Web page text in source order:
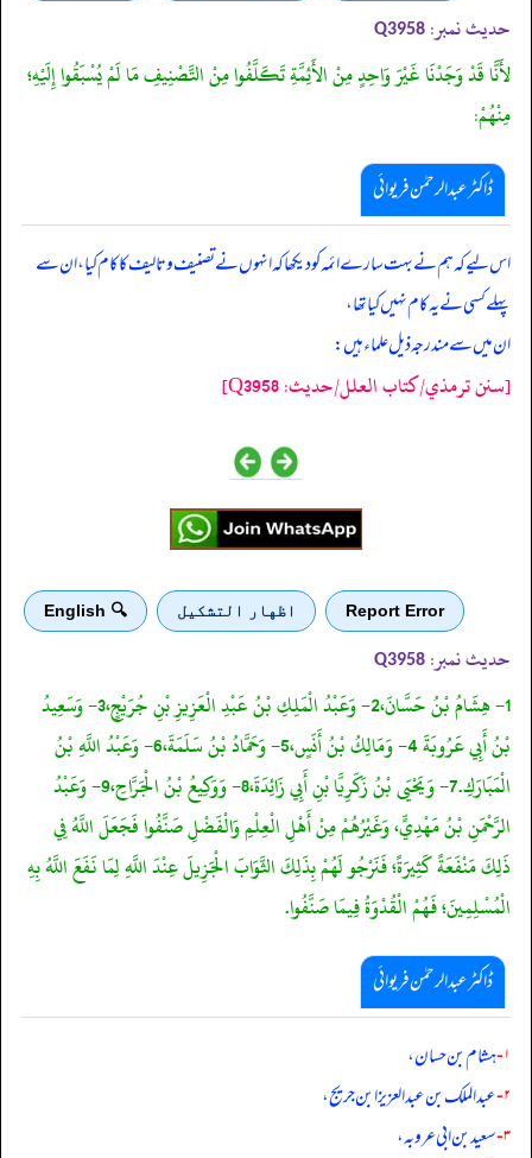
حدیث نمبر: Q3958
لأَنَّا قَدْ وَجَدْنَا غَيْرَ وَاحِدٍ مِنْ الأَئِمَّةِ تَكَلَّفُوا مِنْ التَّصْنِيفِ مَا لَمْ يُسْبَقُوا إِلَيْهِ؛
مِنْهُمْ:
ڈاکٹر عبدالرحمٰن فریوائی
‏‏‏‏ اس لیے کہ ہم نے بہت سارے ائمہ کو دیکھا کہ انہوں نے تصنیف و تالیف کا کام کیا، ان سے
پہلے کسی نے یہ کام نہیں کیا تھا،
ان میں سے مندرجہ ذیل علماء ہیں:
[سنن ترمذي/کتاب العلل/حدیث: Q3958]
Report Error اظهار التشكيل 🔍 English
حدیث نمبر: Q3958
1- هِشَامُ بْنُ حَسَّانَ،2- وَعَبْدُ الْمَلِكِ بْنُ عَبْدِ الْعَزِيزِ بْنِ جُرَيْجٍ،3- وَسَعِيدُ
بْنُ أَبِي عَرُوبَةَ 4- وَمَالِكُ بْنُ أَنَسٍ،5- وَحَمَّادُ بْنُ سَلَمَةَ،6- وَعَبْدُ اللَّهِ بْنُ
الْمَبَارَكِ.7- وَيَحْيَى بْنُ زَكَرِيَّا بْنِ أَبِي زَائِدَةَ،8- وَوَكِيعُ بْنُ الْجَرَّاحِ،9- وَعَبْدُ
الرَّحْمَنِ بْنُ مَهْدِيٍّ، وَغَيْرُهُمْ مِنْ أَهْلِ الْعِلْمِ وَالْفَضْلِ صَنَّفُوا فَجَعَلَ اللَّهُ فِي
ذَلِكَ مَنْفَعَةً كَثِيرَةً؛ فَنَرْجُو لَهُمْ بِذَلِكَ الثَّوَابَ الْجَزِيلَ عِنْدَ اللَّهِ لِمَا نَفَعَ اللَّهُ بِهِ
الْمُسْلِمِينَ؛ فَهُمْ الْقُدْوَةُ فِيمَا صَنَّفُوا.
ڈاکٹر عبدالرحمٰن فریوائی
۱- ہشام بن حسان،
۲- عبدالملک بن عبدالعزیز ابن جریج،
۳- سعید بن ابی عروبہ،